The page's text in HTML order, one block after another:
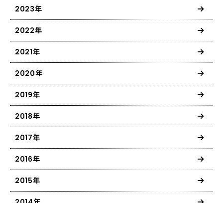
2023年
2022年
2021年
2020年
2019年
2018年
2017年
2016年
2015年